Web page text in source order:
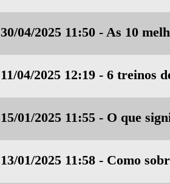
30/04/2025 11:50 - As 10
11/04/2025 12:19 - 6 treinos
15/01/2025 11:55 - O que
13/01/2025 11:58 - Como